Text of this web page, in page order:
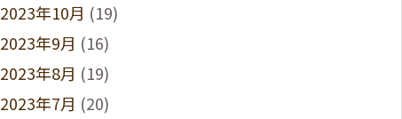
2023年10月 (19)
2023年9月 (16)
2023年8月 (19)
2023年7月 (20)